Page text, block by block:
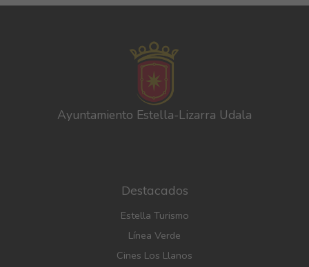
Ayuntamiento Estella-Lizarra Udala
Destacados
Estella Turismo
Línea Verde
Cines Los Llanos